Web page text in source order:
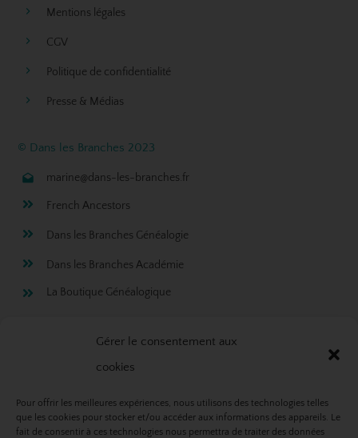
Gérer le consentement aux
cookies
Pour offrir les meilleures expériences, nous utilisons des technologies telles
que les cookies pour stocker et/ou accéder aux informations des appareils. Le
fait de consentir à ces technologies nous permettra de traiter des données
Mentions légales
CGV
Politique de confidentialité
Presse & Médias
© Dans les Branches 2023
marine@dans-les-branches.fr
French Ancestors
Dans les Branches Généalogie
Dans les Branches Académie
La Boutique Généalogique
Rejoignez ma newsletter!